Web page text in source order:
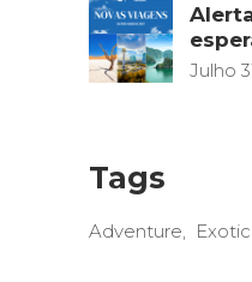
Julho
Tags
Adventure Exotic